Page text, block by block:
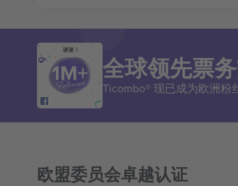
谢谢！
全球领先票
Ticombo® 现已成为欧洲粉
欧盟委员会卓越认证